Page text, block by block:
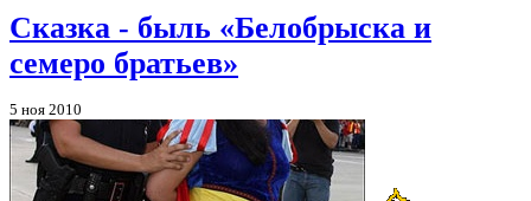
Сказка - быль «Белобрыска и
семеро братьев»
5 ноя 2010